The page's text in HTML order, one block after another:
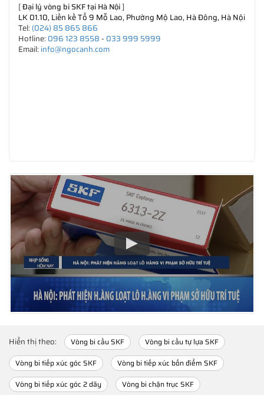
[Đại lý vòng bi SKF tại Hà Nội]
LK 01.10, Liền kề Tổ 9 Mỗ Lao, Phường Mộ Lao, Hà Đông, Hà Nội
Tel: (024) 85 865 866
Hotline: 096 123 8558- 033 999 5999
Email: info@ngocanh.com
Hiển thị theo: Vòng bi cầu SKF
Vòng bi cầu tự lựa SKF
Vòng bi tiếp xúc góc SKF
Vòng bi tiếp xúc bốn điểm SKF
Vòng bi tiếp xúc góc 2 dãy
Vòng bi chặn trục SKF